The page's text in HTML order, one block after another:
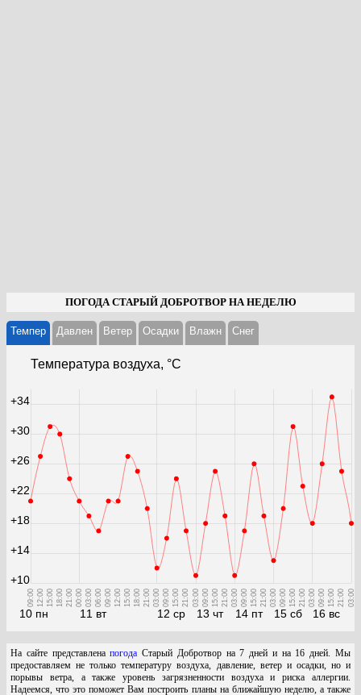
ПОГОДА СТАРЫЙ ДОБРОТВОР НА НЕДЕЛЮ
Темпер Давлен Ветер Осадки Влажн Cнег
Температура воздуха, °С
10 пн
09:00 12:00 15:00 18:00 21:00
11 вт
00:00 03:00 06:00 09:00 12:00 15:00 18:00 21:00
12 ср
03:00 09:00 15:00 21:00
13 чт
03:00 09:00 15:00 21:00
14 пт
03:00 09:00 15:00 21:00
15 сб
03:00 09:00 15:00 21:00
16 вс
03:00 09:00 15:00 21:00 03:00
+10
+14
+18
+22
+26
+30
+34
На сайте представленапогода Старый Добротвор на 7 дней и на 16 дней. Мы
предоставляем не только температуру воздуха, давление, ветер и осадки, но и
порывы ветра, а также уровень загрязненности воздуха и риска аллергии.
Надеемся, что это поможет Вам построить планы на ближайшую неделю, а также